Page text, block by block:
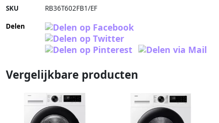
SKU RB36T602FB1/EF
Delen
Vergelijkbare producten